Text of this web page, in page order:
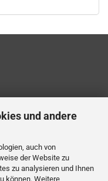
und andere
auch von
der Website zu
zu analysieren und Ihnen
können. Weitere